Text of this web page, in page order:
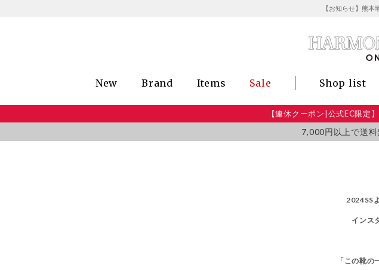
【お知らせ】熊
New Brand Items Sale Shop list
【連休クーポン|公式EC限定
7,000円以上で送料
2024SS
インス
「この靴